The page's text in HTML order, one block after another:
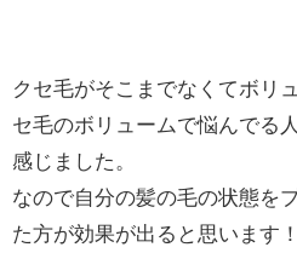
クセ毛がそこまでなくてボリ
セ毛のボリュームで悩んでる
感じました。
なので自分の髪の毛の状態を
た方が効果が出ると思います！